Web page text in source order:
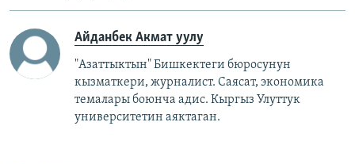
Айданбек Акмат уулу
"Азаттыктын" Бишкектеги бюросунун
кызматкери, журналист. Саясат, экономика
темалары боюнча адис. Кыргыз Улуттук
университетин аяктаган.